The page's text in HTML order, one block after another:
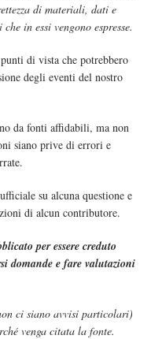
di materiali, dati e
in essi vengono espresse.
di vista che potrebbero
degli eventi del nostro
da fonti affidabili, ma non
siano prive di errori e
su alcuna questione e
di alcun contributore.
per essere creduto
domande e fare valutazioni
ci siano avvisi particolari)
venga citata la fonte.